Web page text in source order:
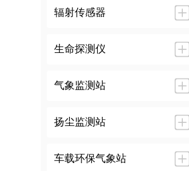
辐射传感器
生命探测仪
气象监测站
扬尘监测站
车载环保气象站